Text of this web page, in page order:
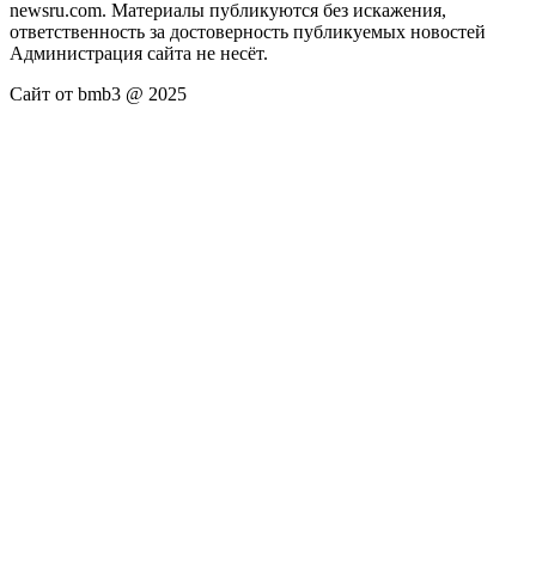
newsru.com. Материалы публикуются без искажения,
ответственность за достоверность публикуемых новостей
Администрация сайта не несёт.
Сайт от bmb3 @ 2025